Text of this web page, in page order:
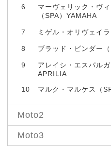
6
マーヴェリック・ヴ
（SPA）YAMAHA
7 ミゲル・オリヴェイ
8 ブラッド・ビンダー
9
アレイシ・エスパルガ
APRILIA
10 マルク・マルケス（
Moto2
Moto3